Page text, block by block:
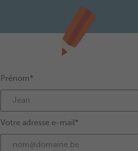
Prénom*
Votre adresse e-mail*